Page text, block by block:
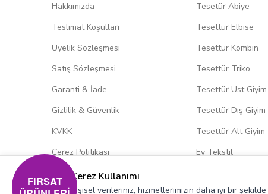
Hakkımızda
Teslimat Koşulları
Üyelik Sözleşmesi
Satış Sözleşmesi
Garanti & İade
Gizlilik & Güvenlik
KVKK
Çerez Politikası
Tesetür Abiye
Tesettür Elbise
Tesettür Kombin
Tesettür Triko
Tesettür Üst Giyim
Tesettür Dış Giyim
Tesettür Alt Giyim
Ev Tekstil
Çerez Kullanımı
Kişisel verileriniz, hizmetlerimizin daha iyi bir
FIRSAT